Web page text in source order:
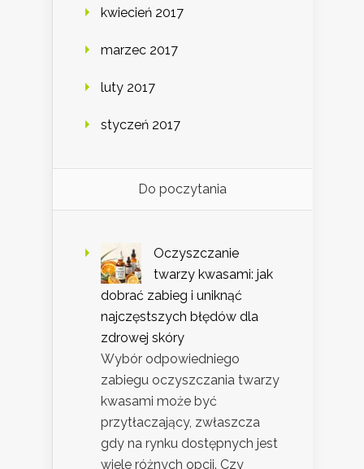
kwiecień 2017
marzec 2017
luty 2017
styczeń 2017
Do poczytania
Oczyszczanie
twarzy kwasami: jak
dobrać zabieg i uniknąć
najczęstszych błędów dla
zdrowej skóry
Wybór odpowiedniego
zabiegu oczyszczania twarzy
kwasami może być
przytłaczający, zwłaszcza
gdy na rynku dostępnych jest
wiele różnych opcji. Czy